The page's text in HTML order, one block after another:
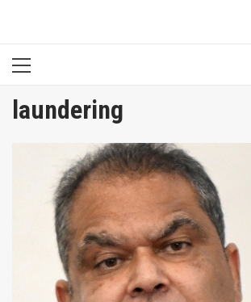
प्राथमिक
laundering